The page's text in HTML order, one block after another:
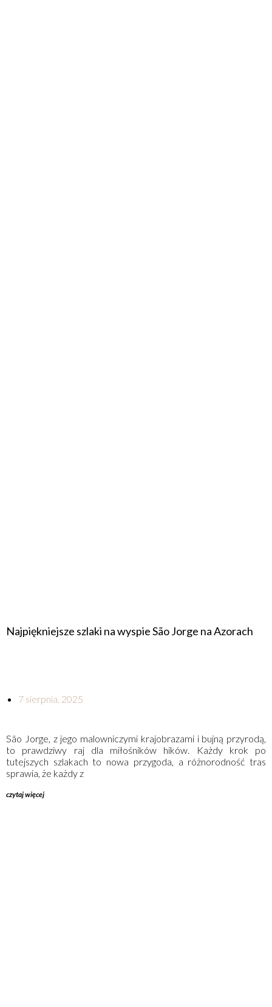
Najpiękniejsze szlaki na wyspie São Jorge na Azorach
7 sierpnia, 2025
São Jorge, z jego malowniczymi krajobrazami i bujną przyrodą,
to prawdziwy raj dla miłośników hików. Każdy krok po
tutejszych szlakach to nowa przygoda, a różnorodność tras
sprawia, że każdy z
czytaj więcej